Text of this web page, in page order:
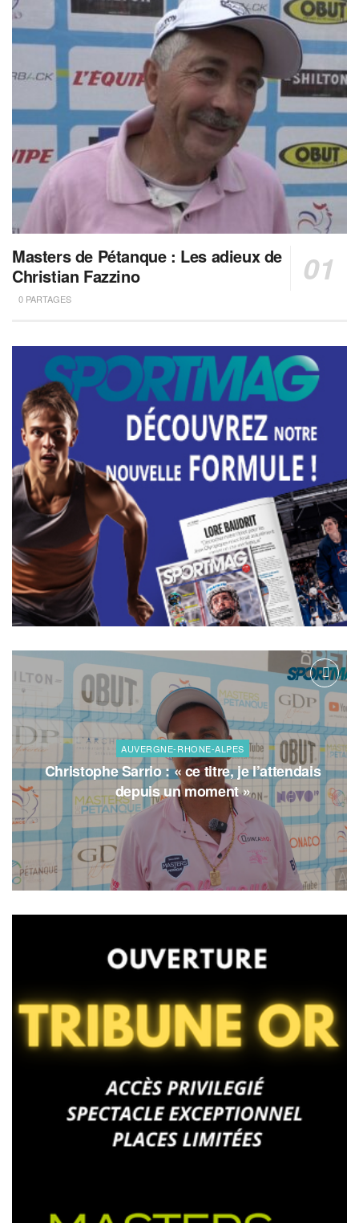
Masters de Pétanque : Les adieux de
Christian Fazzino
0 PARTAGES
AUVERGNE-RHONE-ALPES
Christophe Sarrio : « ce titre, je l’attendais
depuis un moment »